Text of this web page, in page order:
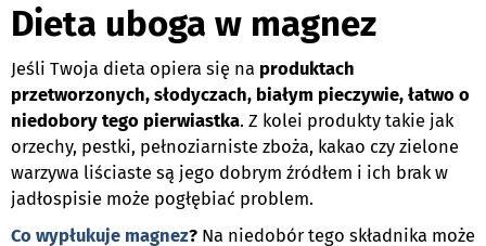
Dieta uboga w magnez
Jeśli Twoja dieta opiera się na produktach
przetworzonych, słodyczach, białym pieczywie, łatwo o
niedobory tego pierwiastka. Z kolei produkty takie jak
orzechy, pestki, pełnoziarniste zboża, kakao czy zielone
warzywa liściaste są jego dobrym źródłem i ich brak w
jadłospisie może pogłębiać problem.
Co wypłukuje magnez? Na niedobór tego składnika może